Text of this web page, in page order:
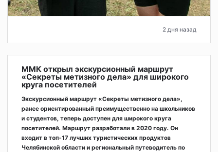
2 дня назад
ММК открыл экскурсионный маршрут
«Секреты метизного дела» для широкого
круга посетителей
Экскурсионный маршрут «Секреты метизного дела»,
ранее ориентированный преимущественно на школьников
и студентов, теперь доступен для широкого круга
посетителей. Маршрут разработали в 2020 году. Он
входит в топ-17 лучших туристических продуктов
Челябинской области и региональный путеводитель по